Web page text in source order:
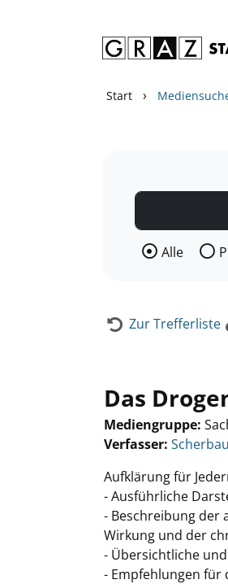
Start ›
Wählen Sie
Alle
Zur Trefferliste
Das
Mediengruppe:
Verfasser: Suche
Aufklärung für
- Ausführliche
- Beschreibung der
Wirkung und der
- Übersichtliche
- Empfehlungen